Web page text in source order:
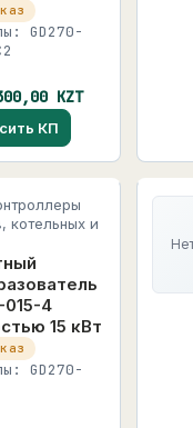
GD270-
KZT
КП
котельных и
015-4
15 кВт
GD270-